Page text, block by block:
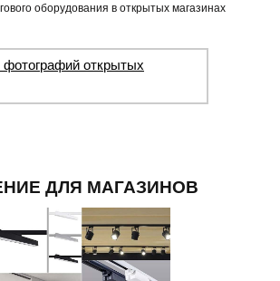
оборудования в открытых магазинах
фотографий открытых
ДЛЯ МАГАЗИНОВ